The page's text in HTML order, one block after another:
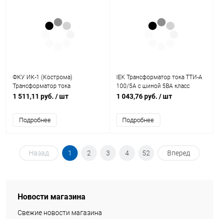
ФКУ ИК-1 (Кострома)
Трансформатор тока
измерительный Т-0,66 5 ВА 0,5
1 511,11 руб. / шт
Подробнее
IEK Трансформатор тока ТТИ-А
100/5А с шиной 5ВА класс
точности 0.5 (ITT10-2-05-0100)
1 043,76 руб. / шт
Подробнее
Назад 1 2 3 4 52 Вперед
Новости магазина
Свежие новости магазина